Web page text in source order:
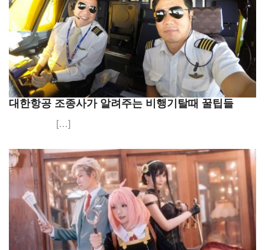
대한항공 조종사가 알려주는 비행기탈때 꿀팁들
[…]